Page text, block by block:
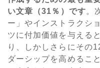
い文章（31％）です。
ー」やインストラクシ
ツに付加価値を与える
り、しかしさらにその
ダーシップを高めるこ